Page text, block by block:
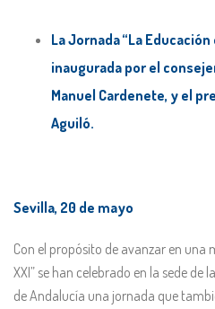
La Jornada “La
inaugurada por el
Manuel Cardenete, y el
Aguiló.
Sevilla, 20 de mayo
Con el propósito de avanzar en una
XXI” se han celebrado en la sede de
de Andalucía una jornada que